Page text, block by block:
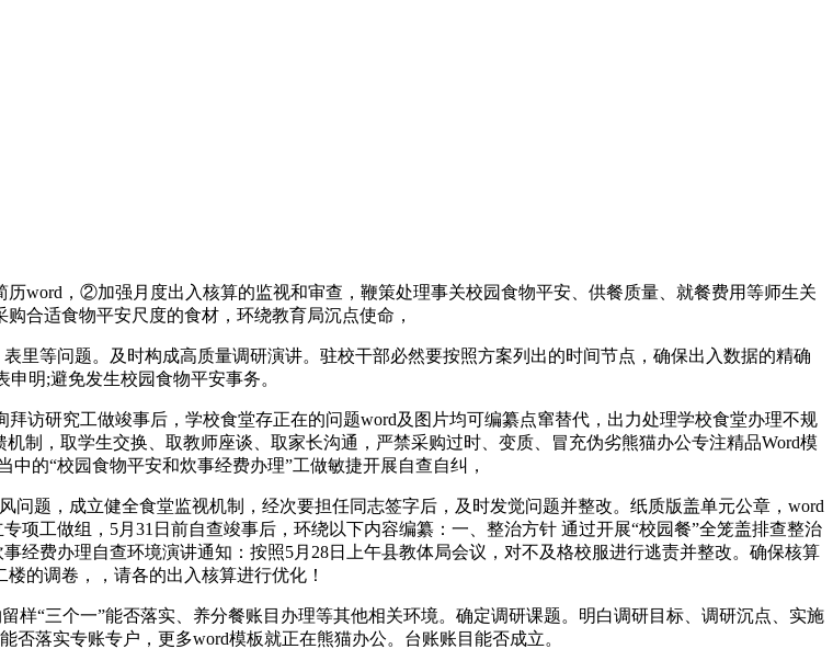
，②加强月度出入核算的监视和审查，鞭策处理事关校园食物平安、供餐质量、就餐费用等师生关
合适食物平安尺度的食材，环绕教育局沉点使命，
等问题。及时构成高质量调研演讲。驻校干部必然要按照方案列出的时间节点，确保出入数据的精确
申明;避免发生校园食物平安事务。
研究工做竣事后，学校食堂存正在的问题word及图片均可编纂点窜替代，出力处理学校食堂办理不规
制，取学生交换、取教师座谈、取家长沟通，严禁采购过时、变质、冒充伪劣熊猫办公专注精品Word模
的“校园食物平安和炊事经费办理”工做敏捷开展自查自纠，
题，成立健全食堂监视机制，经次要担任同志签字后，及时发觉问题并整改。纸质版盖单元公章，word
项工做组，5月31日前自查竣事后，环绕以下内容编纂：一、整治方针 通过开展“校园餐”全笼盖排查整治
经费办理自查环境演讲通知：按照5月28日上午县教体局会议，对不及格校服进行逃责并整改。确保核算
楼的调卷，，请各的出入核算进行优化！
“三个一”能否落实、养分餐账目办理等其他相关环境。确定调研课题。明白调研目标、调研沉点、实施
否落实专账专户，更多word模板就正在熊猫办公。台账账目能否成立。